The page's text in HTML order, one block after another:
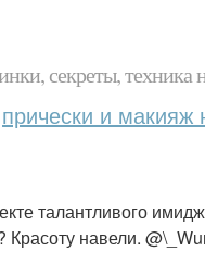
секреты, техника
прически и макияж
талантливого
навели.